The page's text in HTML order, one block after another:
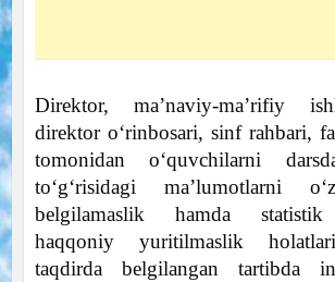
Direktor, ma’naviy-ma’rifiy
direktor o‘rinbosari, sinf rahbari,
tomonidan o‘quvchilarni
to‘g‘risidagi ma’lumotlarni
belgilamaslik hamda statistik
haqqoniy yuritilmaslik
taqdirda belgilangan tartibda